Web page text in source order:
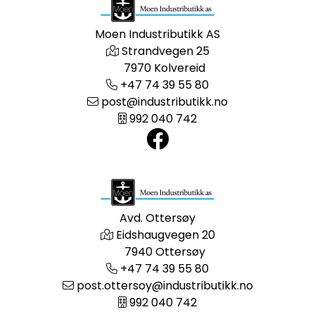
Moen Industributikk AS
Strandvegen 25
7970 Kolvereid
+47 74 39 55 80
post@industributikk.no
992 040 742
Avd. Ottersøy
Eidshaugvegen 20
7940 Ottersøy
+47 74 39 55 80
post.ottersoy@industributikk.no
992 040 742